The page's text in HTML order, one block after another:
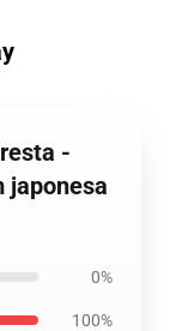
-
japonesa
0%
100%